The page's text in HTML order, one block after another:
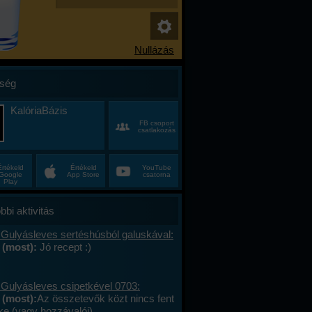
KalóriaBázis
FB csoport
csatlakozás
Play
Értékeld
App Store
YouTube
csatorna
aktivitás
sertéshúsból galuskával:
Jó recept :)
csipetkével 0703:
Az összetevők közt nincs fent